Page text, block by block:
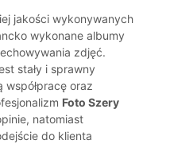
jakości wykonywanych
wykonane albumy
zdjęć.
stały i sprawny
oraz
Foto Szery
natomiast
do klienta